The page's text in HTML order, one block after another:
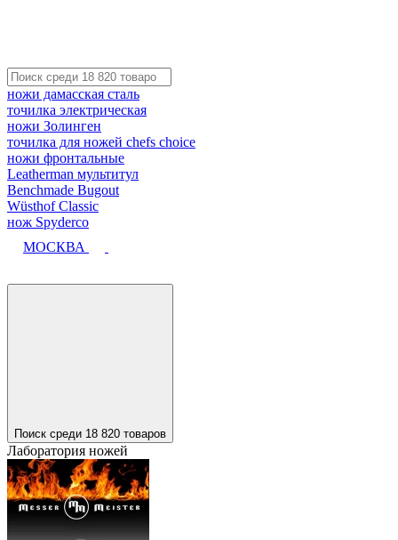
ножи дамасская сталь
точилка электрическая
ножи Золинген
точилка для ножей chefs choice
ножи фронтальные
Leatherman мультитул
Benchmade Bugout
Wüsthof Classic
нож Spyderco
МОСКВА
Поиск среди 18 820 товаров
Лаборатория ножей